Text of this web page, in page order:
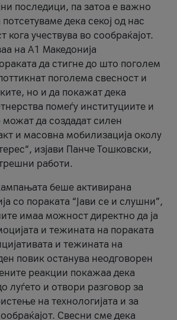
последици, па затоа е важно
дека секој од нас
кога учествува во сообраќајот.
на A1 Македонија
да стигне до што поголем
поголема свесност и
но и да покажат дека
помеѓу институциите и
да создадат силен
и масовна мобилизација околу
изјави Панче Тошковски,
работи.
беше активирана
со пораката “Јави се и слушни”,
имаа можност директно да ја
и тежината на пораката
и тежината на
повик останува неодговорен
реакции покажаа дека
луѓето и отвори разговор за
на технологијата и за
Свесни сме дека